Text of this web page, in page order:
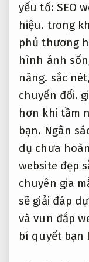
yếu tố: SEO
hiệu. trong
phủ thương
hình ảnh
năng. sắc
chuyển đổi.
hơn khi tầm
bạn. Ngân
dụ chưa
website đẹp
chuyên gia
sẽ giải đáp
và vun đắp
bí quyết bạn